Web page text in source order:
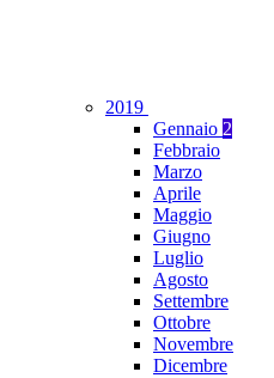
2019
Gennaio 2
Febbraio
Marzo
Aprile
Maggio
Giugno
Luglio
Agosto
Settembre
Ottobre
Novembre
Dicembre